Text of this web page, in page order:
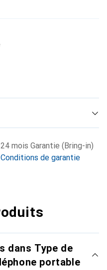
24 mois Garantie (Bring-in)
Conditions de garantie
dans Type de
portable